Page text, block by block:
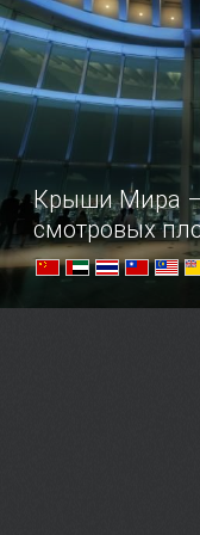
Крыши Мира
смотровых